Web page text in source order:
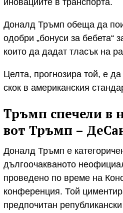
иновациите в транспорта.
Доналд Тръмп обеща да
одобри „бонуси за бебета“
които да дадат тласък на
Целта, прогнозира той, е
скок в американския
Тръмп спечели в
вот Тръмп –
Доналд Тръмп е
дългоочакваното
проведено по време на
конференция. Той
предпочитан